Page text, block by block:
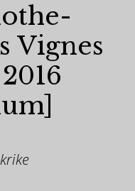
Vignes